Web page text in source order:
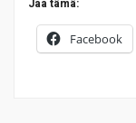
Jaa tämä:
Facebook